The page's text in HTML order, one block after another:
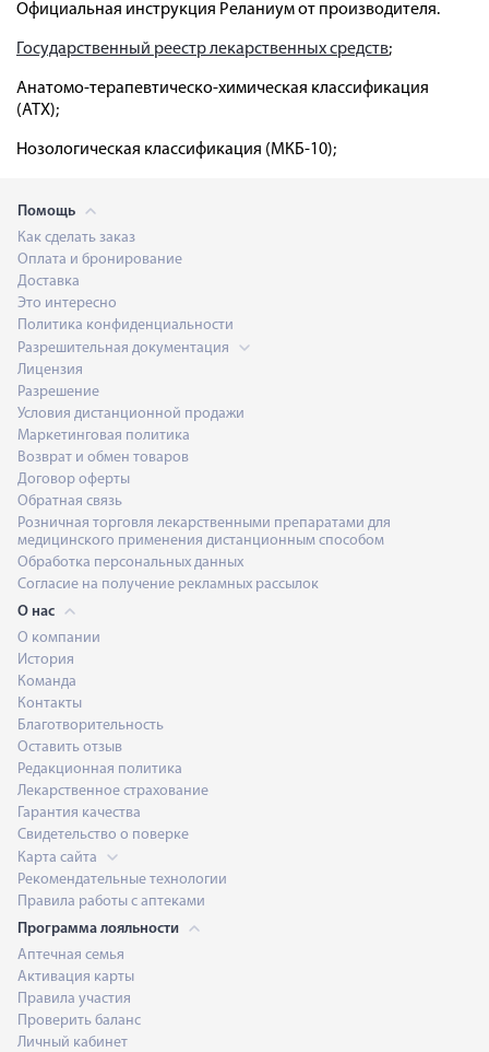
Официальная инструкция Реланиум от производителя.
Государственный реестр лекарственных средств;
Анатомо-терапевтическо-химическая классификация
(ATX);
Нозологическая классификация (МКБ-10);
Помощь
Как сделать заказ
Оплата и бронирование
Доставка
Это интересно
Политика конфиденциальности
Разрешительная документация
Лицензия
Разрешение
Условия дистанционной продажи
Маркетинговая политика
Возврат и обмен товаров
Договор оферты
Обратная связь
Розничная торговля лекарственными препаратами для
медицинского применения дистанционным способом
Обработка персональных данных
Согласие на получение рекламных рассылок
О нас
О компании
История
Команда
Контакты
Благотворительность
Оставить отзыв
Редакционная политика
Лекарственное страхование
Гарантия качества
Свидетельство о поверке
Карта сайта
Рекомендательные технологии
Правила работы с аптеками
Программа лояльности
Аптечная семья
Активация карты
Правила участия
Проверить баланс
Личный кабинет